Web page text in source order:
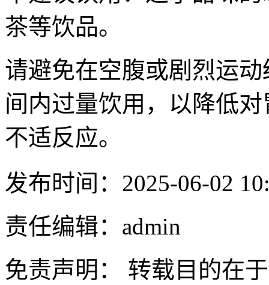
茶等饮品。
请避免在空腹或剧烈运
间内过量饮用，以降低
不适反应。
发布时间：2025-06-02
责任编辑：admin
免责声明： 转载目的在